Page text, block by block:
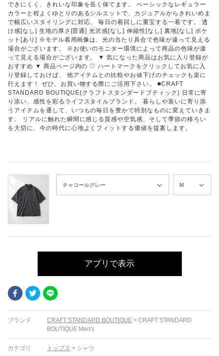
できにくく、きれいな印象を長く保てます。 ベーシックなレギュラー
カラーと程よくゆとりのあるシルエットで、カジュアルからきれいめま
で幅広いスタイリングに対応。 毎日の着回しに重宝する一着です。 透
け感[なし] 生地の厚さ[普通] 光沢感[なし] 伸縮性[なし] 裏地[なし] ポケ
ット[あり] ※モデル着用画像は、光の当たり具合で色味が違って見える
場合がございます。 ※お使いのモニター環境によって商品の色味が違
って見える場合がございます。 ▼ 気になった商品はお気に入り登録が
おすすめ ▼ 商品ページ内の ♡ ハートマークをクリックしてお気に入
り登録しておけば、 他アイテムとの比較やお値下げのチェックも楽に
行えます！ ぜひ、お買い物する際にご活用下さい。 ■CRAFT
STANDARD BOUTIQUE(クラフトスタンダードブティック) 日常に寄
り添い、感性を彩るライフスタイルブランド。 暮らしや装いに寄り添
うアイテムを通して、いつもの毎日を豊かで特別なものに変えていきま
す。 リアルに触れた瞬間に感じる質感や空気感、そして季節の移ろい
を大切に、今の時代に心地よくフィットする価値を提案します。
アプリで表示
FacebookTwitter
ブランド CRAFT STANDARD BOUTIQUE > CRAFT STANDARD
BOUTIQUE Men's
カテゴリ トップス > シャツ